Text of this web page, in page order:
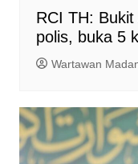
RCI TH:
polis, buka 5
Wartawan